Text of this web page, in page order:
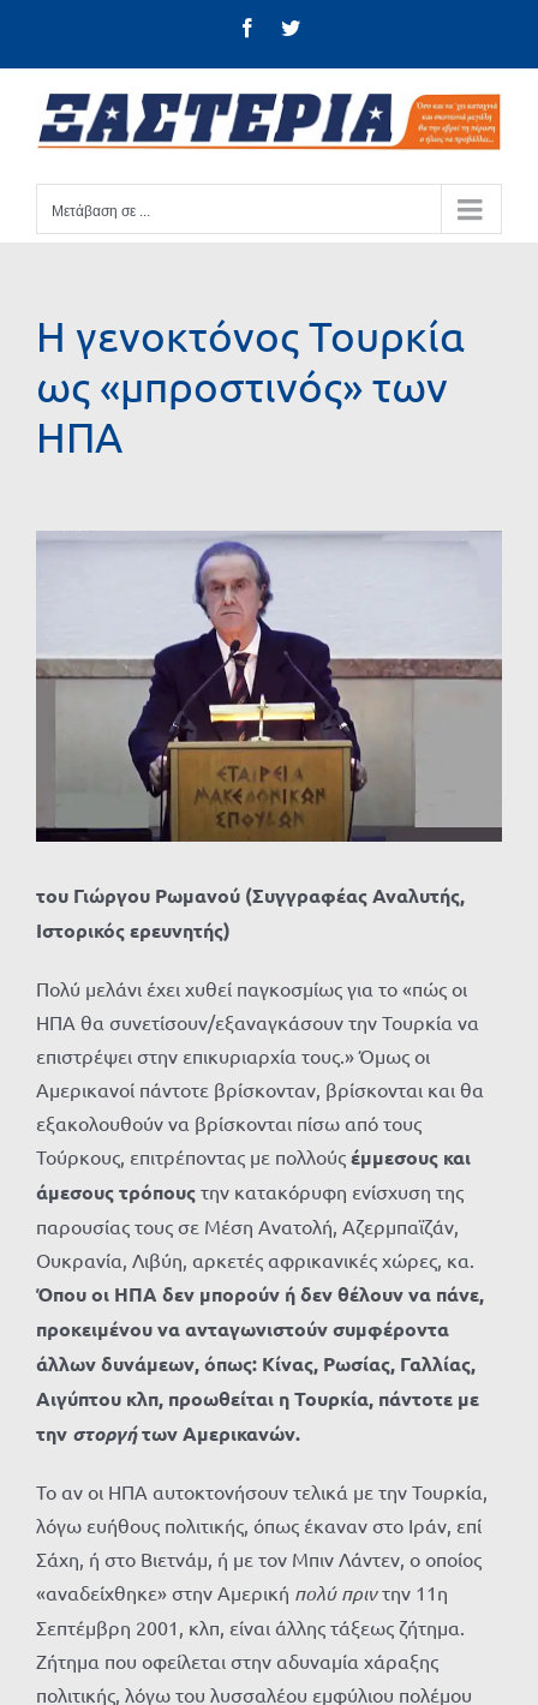
FacebookTwitter
Μετάβαση σε ...
Η γενοκτόνος Τουρκία
ως «μπροστινός» των
ΗΠΑ
Προβολή
του Γιώργου Ρωμανού (Συγγραφέας Αναλυτής,
Ιστορικός ερευνητής)
Πολύ μελάνι έχει χυθεί παγκοσμίως για το «πώς οι
ΗΠΑ θα συνετίσουν/εξαναγκάσουν την Τουρκία να
επιστρέψει στην επικυριαρχία τους.» Όμως οι
Αμερικανοί πάντοτε βρίσκονταν, βρίσκονται και θα
εξακολουθούν να βρίσκονται πίσω από τους
Τούρκους, επιτρέποντας με πολλούς έμμεσους και
άμεσους τρόπους την κατακόρυφη ενίσχυση της
παρουσίας τους σε Μέση Ανατολή, Αζερμπαϊζάν,
Ουκρανία, Λιβύη, αρκετές αφρικανικές χώρες, κα.
Όπου οι ΗΠΑ δεν μπορούν ή δεν θέλουν να πάνε,
προκειμένου να ανταγωνιστούν συμφέροντα
άλλων δυνάμεων, όπως: Κίνας, Ρωσίας, Γαλλίας,
Αιγύπτου κλπ, προωθείται η Τουρκία, πάντοτε με
την στοργήτων Αμερικανών.
Το αν οι ΗΠΑ αυτοκτονήσουν τελικά με την Τουρκία,
λόγω ευήθους πολιτικής, όπως έκαναν στο Ιράν, επί
Σάχη, ή στο Βιετνάμ, ή με τον Μπιν Λάντεν, ο οποίος
«αναδείχθηκε» στην Αμερική πολύ πριντην 11η
Σεπτέμβρη 2001, κλπ, είναι άλλης τάξεως ζήτημα.
Ζήτημα που οφείλεται στην αδυναμία χάραξης
πολιτικής, λόγω του λυσσαλέου εμφύλιου πολέμου